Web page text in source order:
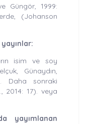
Güngör, 1999:
(Johanson
isim ve soy
Günaydın,
Daha sonraki
2014: 17). veya
yayımlanan